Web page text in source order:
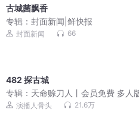
古城菌飘香
专辑：封面新闻|鲜快报
封面新闻 66
482 探古城
专辑： 天命赊刀人丨会员免费 多人
奇门秘书丨道士风水丨
演播人骨头 21.6万